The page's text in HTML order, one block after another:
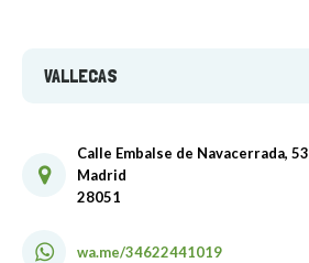
VALLECAS
Calle Embalse de Navacerrada, 53
Madrid
28051
wa.me/34622441019